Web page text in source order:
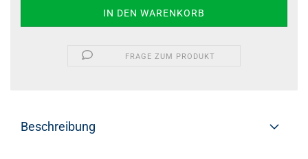
FRAGE ZUM PRODUKT
Beschreibung